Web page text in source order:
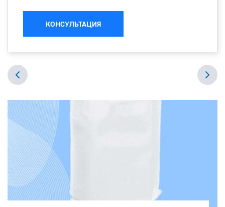
КОНСУЛЬТАЦИЯ